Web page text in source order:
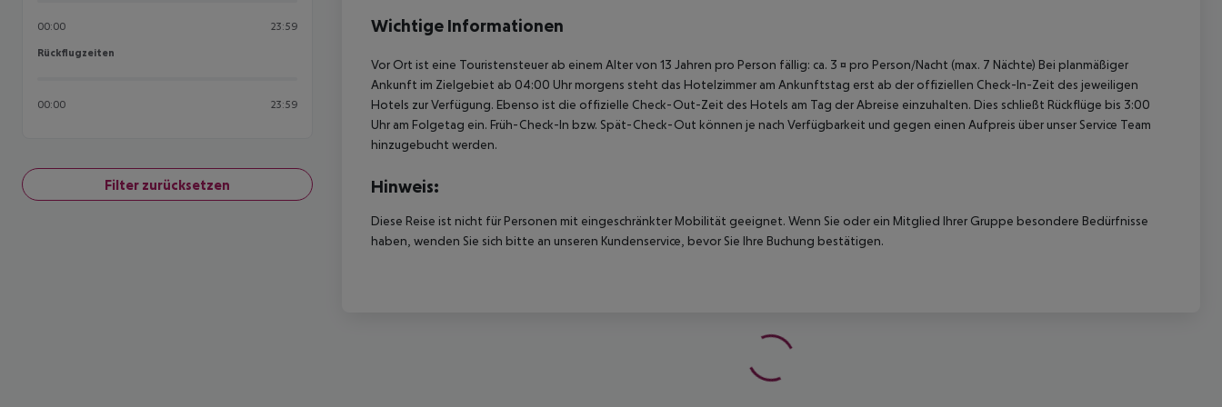
00:00 23:59
Rückflugzeiten
Rückflugzeiten
00:00 23:59
Filter zurücksetzen
Wichtige Informationen
Vor Ort ist eine Touristensteuer ab einem Alter von 13 Jahren pro Person fällig: ca. 3 ¤ pro Person/Nacht (max. 7 Nächte) Bei planmäßiger
Ankunft im Zielgebiet ab 04:00 Uhr morgens steht das Hotelzimmer am Ankunftstag erst ab der offiziellen Check-In-Zeit des jeweiligen
Hotels zur Verfügung. Ebenso ist die offizielle Check-Out-Zeit des Hotels am Tag der Abreise einzuhalten. Dies schließt Rückflüge bis 3:00
Uhr am Folgetag ein. Früh-Check-In bzw. Spät-Check-Out können je nach Verfügbarkeit und gegen einen Aufpreis über unser Service Team
hinzugebucht werden.
Hinweis:
Diese Reise ist nicht für Personen mit eingeschränkter Mobilität geeignet. Wenn Sie oder ein Mitglied Ihrer Gruppe besondere Bedürfnisse
haben, wenden Sie sich bitte an unseren Kundenservice, bevor Sie Ihre Buchung bestätigen.